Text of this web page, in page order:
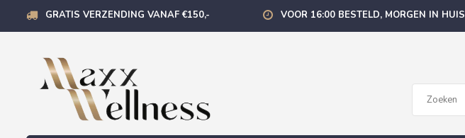
GRATIS VERZENDING VANAF €150,- VOOR 16:00 BESTELD, MORGEN IN HUIS